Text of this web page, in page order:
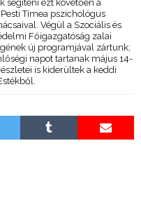
segíteni ezt követően a
Tímea pszichológus
Végül a Szociális és
Főigazgatóság zalai
új programjával zártunk;
napot tartanak május 14-
is kiderültek a keddi